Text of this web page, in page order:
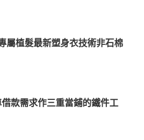
屬植髮最新塑身衣技術非石棉
款需求作三重當鋪的鐵件工